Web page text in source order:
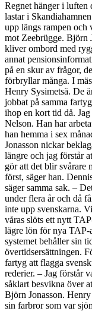
Regnet hänger i luften
lastar i
upp längs rampen och
mot Zeebrügge. Björn
kliver ombord med
annat
på en skur av frågor,
förbryllar många. I
Henry Sysimetsä. De
jobbat på samma
ihop en kort tid då.
Nelson. Han har
han hemma i sex
Jonasson nickar
längre och jag förstår
gör att det blir svårare
först, säger han.
säger samma sak. –
under flera år och då
inte upp svenskarna.
våras slöts ett nytt
lägre lön för nya TAP-
systemet behåller sin
övertidsersättningen.
fartyg att flagga
rederier. – Jag förstår
såklart besvikna över
Björn Jonasson.
sin farbror som var